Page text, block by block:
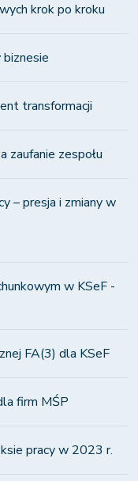
krok po kroku
transformacji
zaufanie zespołu
– presja i zmiany w
w KSeF -
FA(3) dla KSeF
firm MŚP
pracy w 2023 r.